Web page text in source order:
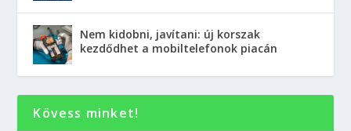
Nem kidobni, javítani: új korszak
kezdődhet a mobiltelefonok piacán
Kövess minket!